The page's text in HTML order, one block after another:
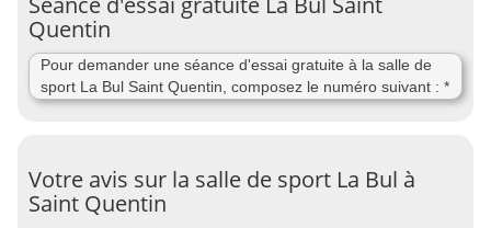
Quentin
Pour demander une séance d'essai gratuite à la salle de
sport La Bul Saint Quentin, composez le numéro suivant : *
Votre avis sur la salle de sport La Bul à
Saint Quentin